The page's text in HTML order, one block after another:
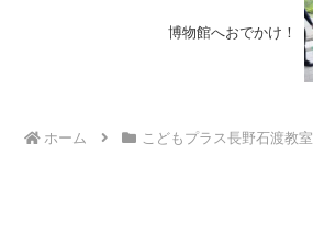
博物館へおでかけ！
ホーム こどもプラス長野石渡教室